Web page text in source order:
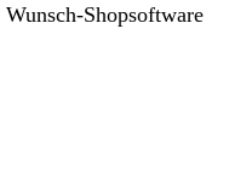
Shopsoftware